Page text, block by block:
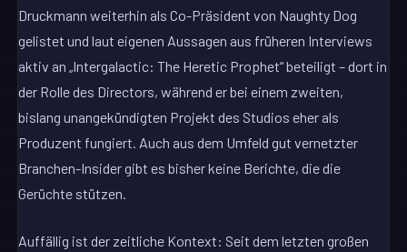
Druckmann weiterhin als Co-Präsident von Naughty Dog
gelistet und laut eigenen Aussagen aus früheren Interviews
aktiv an „Intergalactic: The Heretic Prophet“ beteiligt – dort in
der Rolle des Directors, während er bei einem zweiten,
bislang unangekündigten Projekt des Studios eher als
Produzent fungiert. Auch aus dem Umfeld gut vernetzter
Branchen-Insider gibt es bisher keine Berichte, die die
Gerüchte stützen.
Auffällig ist der zeitliche Kontext: Seit dem letzten großen